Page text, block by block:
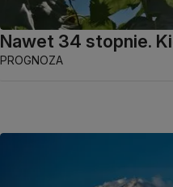
Nawet 34 stopnie.
PROGNOZA